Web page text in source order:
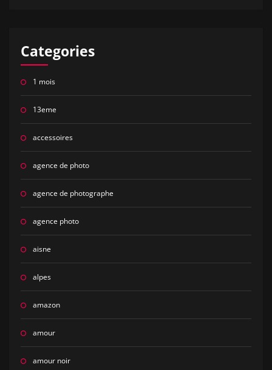
Categories
1 mois
13eme
accessoires
agence de photo
agence de photographe
agence photo
aisne
alpes
amazon
amour
amour noir